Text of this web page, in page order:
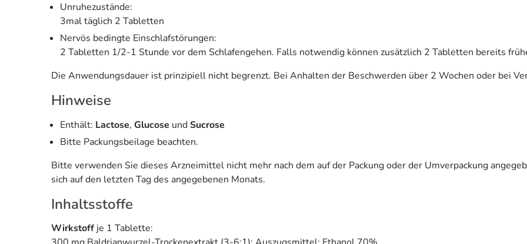
Unruhezustände:
3mal täglich 2 Tabletten
Nervös bedingte Einschlafstörungen:
2 Tabletten 1/2-1 Stunde vor dem Schlafengehen. Falls notwendig können zusätzlich 2 Tabletten bereits
Die Anwendungsdauer ist prinzipiell nicht begrenzt. Bei Anhalten der Beschwerden über 2 Wochen oder bei
Hinweise
Enthält: Lactose, Glucose undSucrose
Bitte Packungsbeilage beachten.
Bitte verwenden Sie dieses Arzneimittel nicht mehr nach dem auf der Packung oder der Umverpackung
sich auf den letzten Tag des angegebenen Monats.
Inhaltsstoffe
Wirkstoff je 1 Tablette: